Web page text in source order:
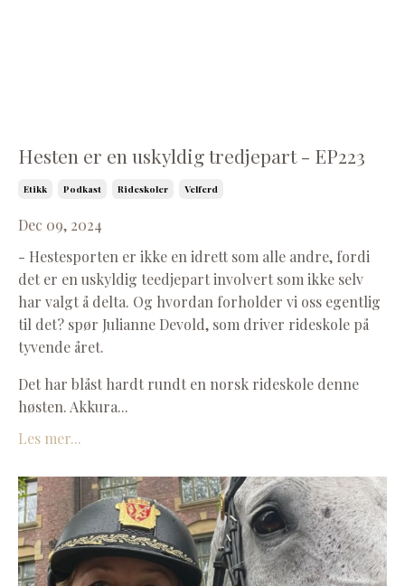
Hesten er en uskyldig tredjepart - EP223
Etikk Podkast Rideskoler Velferd
Dec 09, 2024
- Hestesporten er ikke en idrett som alle andre, fordi
det er en uskyldig teedjepart involvert som ikke selv
har valgt å delta. Og hvordan forholder vi oss egentlig
til det? spør Julianne Devold, som driver rideskole på
tyvende året.
Det har blåst hardt rundt en norsk rideskole denne
høsten. Akkura...
Les mer...